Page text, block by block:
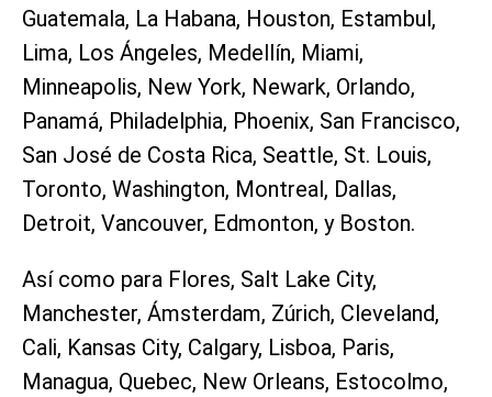
Guatemala, La Habana, Houston, Estambul,
Lima, Los Ángeles, Medellín, Miami,
Minneapolis, New York, Newark, Orlando,
Panamá, Philadelphia, Phoenix, San Francisco,
San José de Costa Rica, Seattle, St. Louis,
Toronto, Washington, Montreal, Dallas,
Detroit, Vancouver, Edmonton, y Boston.
Así como para Flores, Salt Lake City,
Manchester, Ámsterdam, Zúrich, Cleveland,
Cali, Kansas City, Calgary, Lisboa, Paris,
Managua, Quebec, New Orleans, Estocolmo,